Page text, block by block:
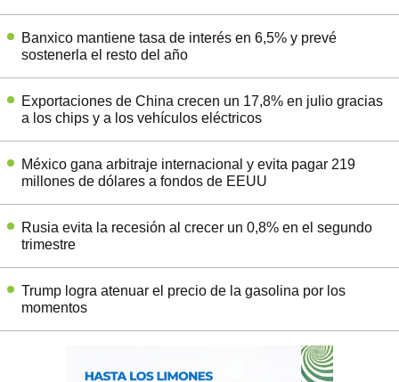
Banxico mantiene tasa de interés en 6,5% y prevé
sostenerla el resto del año
Exportaciones de China crecen un 17,8% en julio gracias
a los chips y a los vehículos eléctricos
México gana arbitraje internacional y evita pagar 219
millones de dólares a fondos de EEUU
Rusia evita la recesión al crecer un 0,8% en el segundo
trimestre
Trump logra atenuar el precio de la gasolina por los
momentos